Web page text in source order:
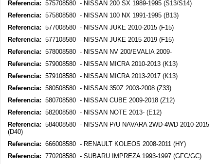
Referencia: 575708580 - NISSAN 200 SX 1989-1995 (S13/S14)
Referencia: 575808580 - NISSAN 100 NX 1991-1995 (B13)
Referencia: 577008580 - NISSAN JUKE 2010-2015 (F15)
Referencia: 577108580 - NISSAN JUKE 2015-2019 (F15)
Referencia: 578008580 - NISSAN NV 200/EVALIA 2009-
Referencia: 579008580 - NISSAN MICRA 2010-2013 (K13)
Referencia: 579108580 - NISSAN MICRA 2013-2017 (K13)
Referencia: 580508580 - NISSAN 350Z 2003-2008 (Z33)
Referencia: 580708580 - NISSAN CUBE 2009-2018 (Z12)
Referencia: 582008580 - NISSAN NOTE 2013- (E12)
Referencia: 584008580 - NISSAN P/U NAVARA 2WD-4WD 2010-2015
(D40)
Referencia: 666008580 - RENAULT KOLEOS 2008-2011 (HY)
Referencia: 770208580 - SUBARU IMPREZA 1993-1997 (GFC/GC)